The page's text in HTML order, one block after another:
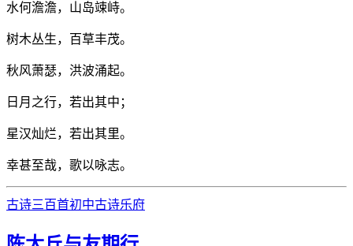
水何澹澹，山岛竦峙。
树木丛生，百草丰茂。
秋风萧瑟，洪波涌起。
日月之行，若出其中；
星汉灿烂，若出其里。
幸甚至哉，歌以咏志。
古诗三百首初中古诗乐府